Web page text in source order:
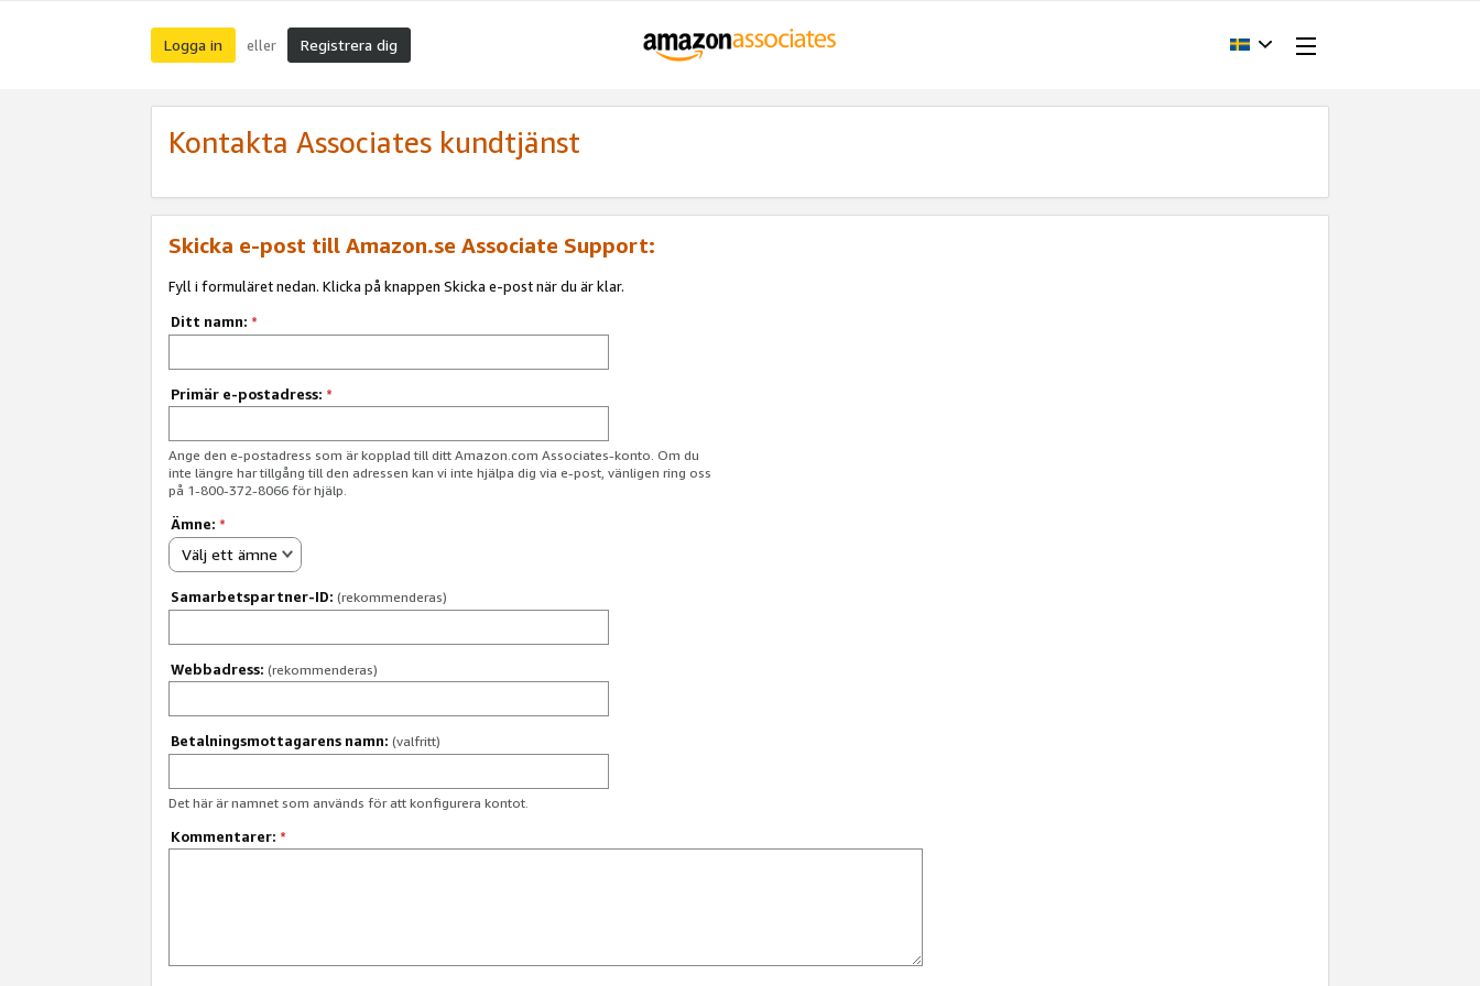
Logga in eller Registrera dig
Kontakta Associates kundtjänst
Skicka e-post till Amazon.se Associate Support:
Fyll i formuläret nedan. Klicka på knappen Skicka e-post när du är klar.
Ditt namn: *
Primär e-postadress: *
Ange den e-postadress som är kopplad till ditt Amazon.com Associates-konto. Om du
inte längre har tillgång till den adressen kan vi inte hjälpa dig via e-post, vänligen ring oss
på 1-800-372-8066 för hjälp.
Ämne: *
Välj ett ämne
Samarbetspartner-ID: (rekommenderas)
Webbadress: (rekommenderas)
Betalningsmottagarens namn: (valfritt)
Det här är namnet som används för att konfigurera kontot.
Kommentarer: *